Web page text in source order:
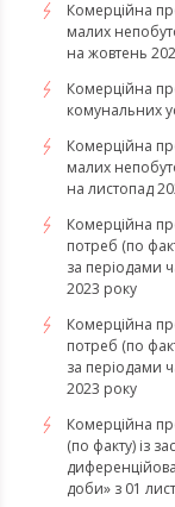
Комерційна
малих
на жовтень
Комерційна
комунальних
Комерційна
малих
на листопад
Комерційна
потреб (по
за періодами
2023 року
Комерційна
потреб (по
за періодами
2023 року
Комерційна
(по факту) із
доби» з 01